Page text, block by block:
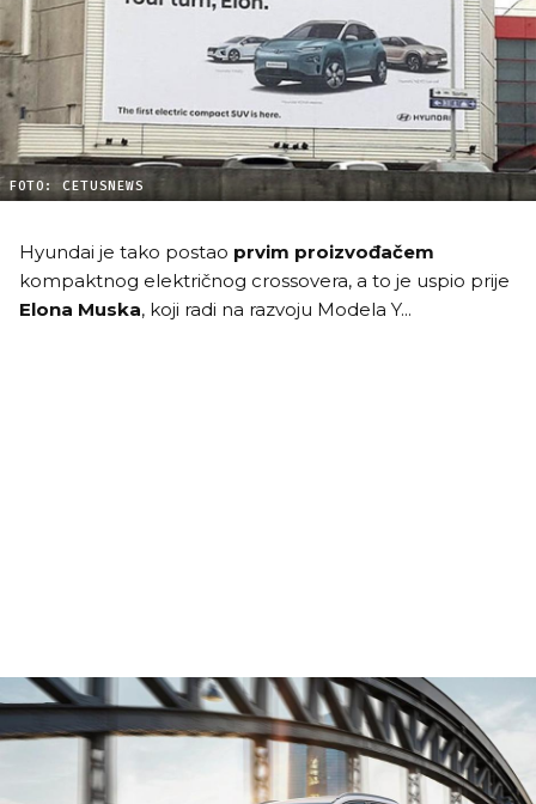
FOTO: CETUSNEWS
Hyundai je tako postao prvim proizvođačem
kompaktnog električnog crossovera, a to je uspio prije
Elona Muska, koji radi na razvoju Modela Y...